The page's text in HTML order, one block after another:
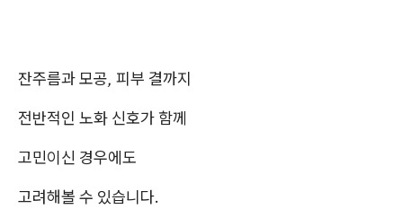
잔주름과 모공, 피부 결까지
전반적인 노화 신호가 함께
고민이신 경우에도
고려해볼 수 있습니다.